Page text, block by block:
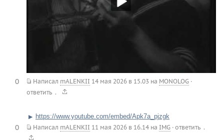
Написал mALENKII 14 мая 2026 в 15.03 на MONOLOG ·
ответить .
0
▶
https://www.youtube.com/embed/Apk7a_pjzgk
Написал mALENKII 11 мая 2026 в 16.14на IMG · ответить .
0